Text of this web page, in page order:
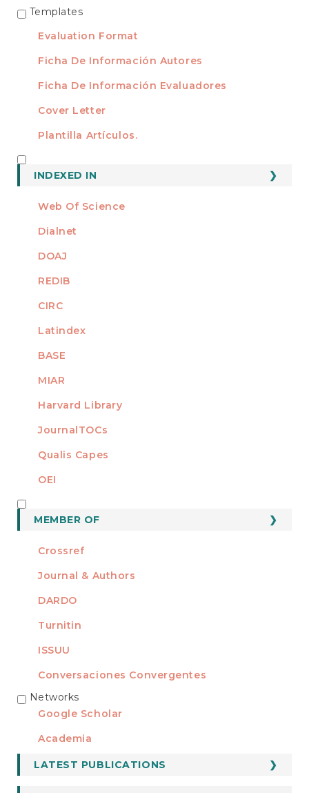
TEMPLATES
Templates
Evaluation Format
Ficha De Información Autores
Ficha De Información Evaluadores
Cover Letter
Plantilla Artículos.
INDEXED IN
Web Of Science
Dialnet
DOAJ
REDIB
CIRC
Latindex
BASE
MIAR
Harvard Library
JournalTOCs
Qualis Capes
OEI
MEMBER OF
Crossref
Journal & Authors
DARDO
Turnitin
ISSUU
Conversaciones Convergentes
REDES
Networks
Google Scholar
Academia
LATEST PUBLICATIONS